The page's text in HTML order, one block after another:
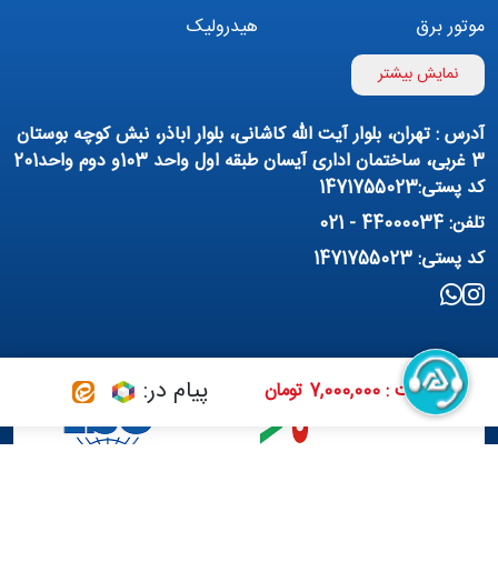
قیمت : 7,000,000 تومان پیام در:
موتور برق
هیدرولیک
اینورتر
تهویه مطبوع
پمپ هواده
پمپ وکیوم
فیلتراسیون و تصفیه
منبع آب (تانکر آب)
مواد شیمیایی
نمایش بیشتر
آدرس : تهران، بلوار آیت الله کاشانی، بلوار اباذر، نبش کوچه بوستان
3 غربی، ساختمان اداری آیسان طبقه اول واحد 103و دوم واحد201
کد پستی:1471755023
تلفن: 44000034 - 021
کد پستی: 1471755023